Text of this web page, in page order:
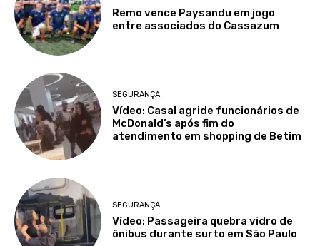
Remo vence Paysandu em jogo
entre associados do Cassazum
SEGURANÇA
Vídeo: Casal agride funcionários de
McDonald’s após fim do
atendimento em shopping de Betim
SEGURANÇA
Vídeo: Passageira quebra vidro de
ônibus durante surto em São Paulo